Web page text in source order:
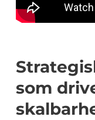
som